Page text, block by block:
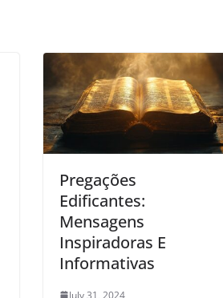
Pregações
Edificantes:
Mensagens
Inspiradoras E
Informativas
July 31, 2024